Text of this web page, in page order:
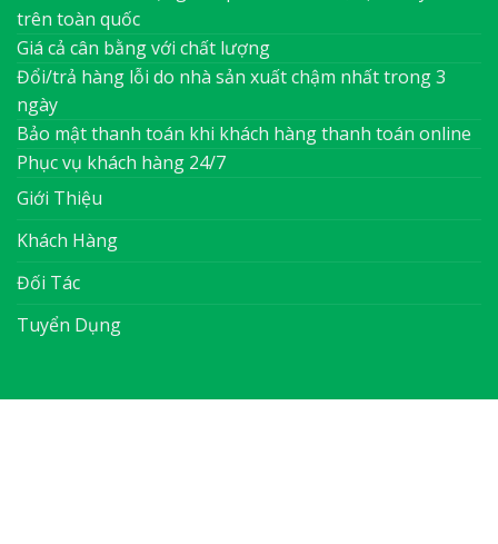
trên toàn quốc
Giá cả cân bằng với chất lượng
Đổi/trả hàng lỗi do nhà sản xuất chậm nhất trong 3
ngày
Bảo mật thanh toán khi khách hàng thanh toán online
Phục vụ khách hàng 24/7
Giới Thiệu
Khách Hàng
Đối Tác
Tuyển Dụng